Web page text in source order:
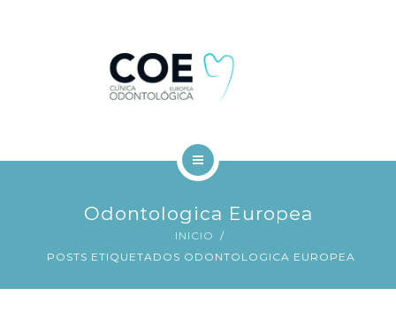
FINANCIACIÓN
Odontologica Europea
INICIO
POSTS ETIQUETADOS ODONTOLOGICA EUROPEA